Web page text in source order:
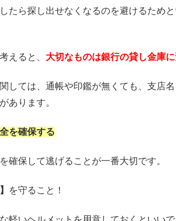
たら探し出せなくなるのを避けるため
えると、 大切なものは銀行の貸し金庫
しては、通帳や印鑑が無くても、支店
あります。
を確保する
確保して逃げることが一番大切です。
を守ること！